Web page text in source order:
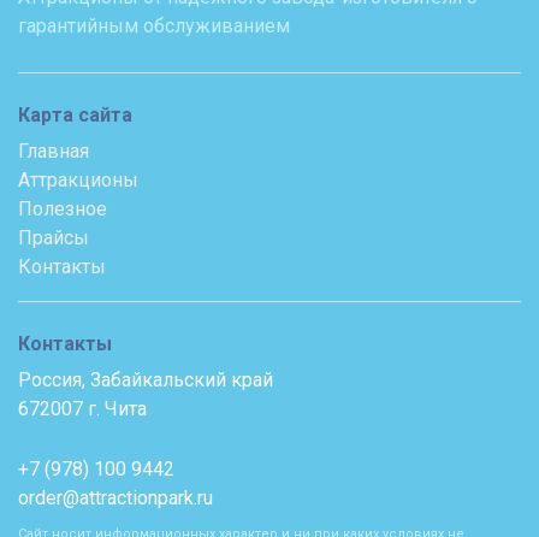
гарантийным обслуживанием
Карта сайта
Главная
Аттракционы
Полезное
Прайсы
Контакты
Контакты
Россия, Забайкальский край
672007 г. Чита
+7 (978) 100 9442
order@attractionpark.ru